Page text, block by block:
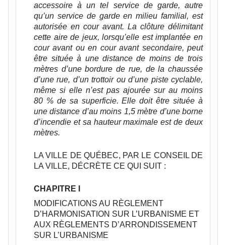
accessoire à un tel service de garde, autre
qu’un service de garde en milieu familial, est
autorisée en cour avant. La clôture délimitant
cette aire de jeux, lorsqu’elle est implantée en
cour avant ou en cour avant secondaire, peut
être située à une distance de moins de trois
mètres d’une bordure de rue, de la chaussée
d’une rue, d’un trottoir ou d’une piste cyclable,
même si elle n’est pas ajourée sur au moins
80 % de sa superficie. Elle doit être située à
une distance d’au moins 1,5 mètre d’une borne
d’incendie et sa hauteur maximale est de deux
mètres.
LA VILLE DE QUÉBEC, PAR LE CONSEIL DE
LA VILLE, DÉCRÈTE CE QUI SUIT :
CHAPITRE I
MODIFICATIONS AU RÈGLEMENT
D’HARMONISATION SUR L’URBANISME ET
AUX RÈGLEMENTS D’ARRONDISSEMENT
SUR L’URBANISME